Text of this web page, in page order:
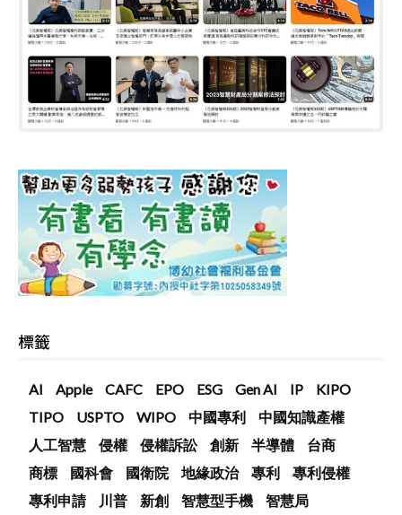
標籤
AI Apple CAFC EPO ESG Gen AI IP
KIPO
TIPO
USPTO WIPO 中國專利
中國知識產權
人工智慧
侵權 侵權訴訟 創新 半導體
台商
商標
國科會 國衛院 地緣政治 專利
專利侵權
專利申請
川普 新創 智慧型手機
智慧局